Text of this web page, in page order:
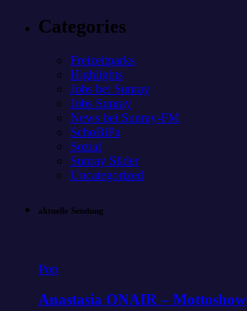
Categories
Freizeitparks
Highlights
Jobs bei Sunray
Jobs Sunray
News bei Sunray-FM
SchoBiPa
Sozial
Sunray Slider
Uncategorized
aktuelle Sendung
Pop
Anastasia ONAIR – Mottoshow